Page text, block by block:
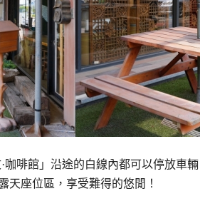
咖啡館」沿途的白線內都可以停放車
天座位區，享受難得的悠閒！